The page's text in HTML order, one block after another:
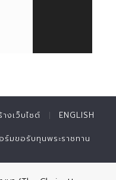
งเว็บไซต์ ENGLISH
ร์มขอรับทุนพระราชทาน